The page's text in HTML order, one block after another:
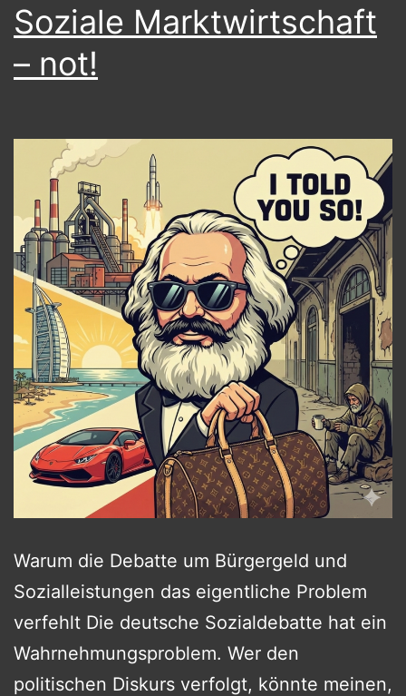
Soziale Marktwirtschaft
– not!
Warum die Debatte um Bürgergeld und
Sozialleistungen das eigentliche Problem
verfehlt Die deutsche Sozialdebatte hat ein
Wahrnehmungsproblem. Wer den
politischen Diskurs verfolgt, könnte meinen,